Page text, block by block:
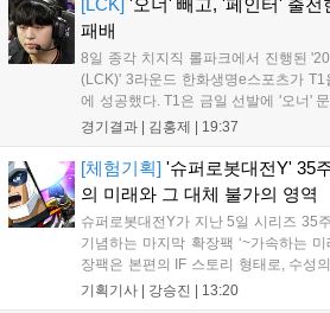
[LCK] '오너' 빼고, '페인터' 출전
패배
8일 종각 치지직 롤파크에서 진행된
(LCK)' 3라운드 한화생명e스포츠가
에 성공했다. T1은 금일 선발에 '오너'
'페인터' 김은후를 투입했지만, 결국 1:2
을 빼냈다....
경기결과 | 김홍제 19:37
[체험기획] '슈퍼로봇대전Y' 35
의 미래와 그 대체 불가의 영역
슈퍼로봇대전Y가 지난 5일 시리즈 35
기념하는 마지막 확장팩 ‘~가속하는
장팩은 본편의 IF 스토리 형태로, 수성
규 참전작과 크로스오버 합체기를 선보
기획기사 | 강승진 13:20